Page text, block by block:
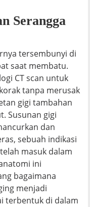
Serangga
tersembunyi di
saat membatu.
CT scan untuk
tanpa merusak
gigi tambahan
Susunan gigi
dan
sebuah indikasi
masuk dalam
ini
bagaimana
menjadi
terbentuk di dalam